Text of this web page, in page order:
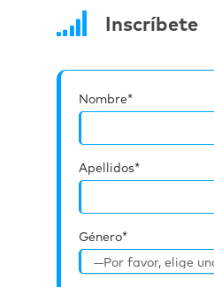
Inscríbete
Nombre*
Apellidos*
Género*